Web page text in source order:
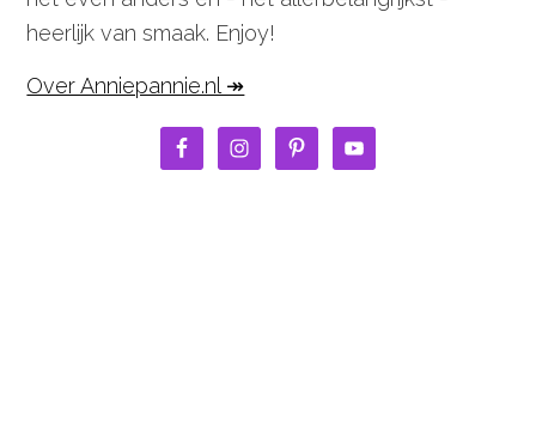
heerlijk van smaak. Enjoy!
Over Anniepannie.nl ↠